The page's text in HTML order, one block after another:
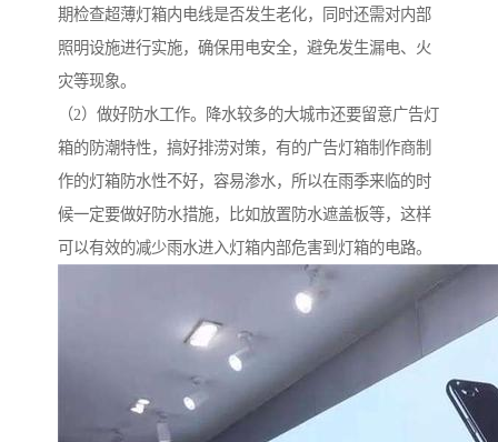
期检查超薄灯箱内电线是否发生老化，同时还需对内部
照明设施进行实施，确保用电安全，避免发生漏电、火
灾等现象。
（2）做好防水工作。降水较多的大城市还要留意广告灯
箱的防潮特性，搞好排涝对策，有的广告灯箱制作商制
作的灯箱防水性不好，容易渗水，所以在雨季来临的时
候一定要做好防水措施，比如放置防水遮盖板等，这样
可以有效的减少雨水进入灯箱内部危害到灯箱的电路。